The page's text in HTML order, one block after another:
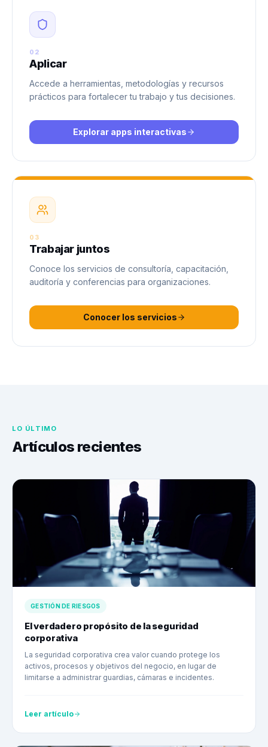
02
Aplicar
Accede a herramientas, metodologías y recursos
prácticos para fortalecer tu trabajo y tus decisiones.
Explorar apps interactivas
03
Trabajar juntos
Conoce los servicios de consultoría, capacitación,
auditoría y conferencias para organizaciones.
Conocer los servicios
LO ÚLTIMO
Artículos recientes
GESTIÓN DE RIESGOS
El verdadero propósito de la seguridad
corporativa
La seguridad corporativa crea valor cuando protege los
activos, procesos y objetivos del negocio, en lugar de
limitarse a administrar guardias, cámaras e incidentes.
Leer artículo